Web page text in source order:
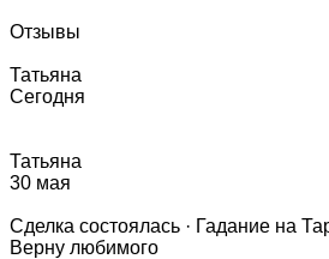
Отзывы
Татьяна
Сегодня
Татьяна
30 мая
Сделка состоялась · Гадание на
Верну любимого